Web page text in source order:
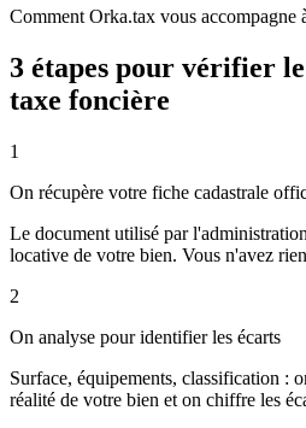
Comment Orka.tax vous accompagne
3 étapes pour vérifier
taxe foncière
1
On récupère votre fiche cadastrale
Le document utilisé par
locative de votre bien. Vous n'avez
2
On analyse pour identifier les écarts
Surface, équipements, classification :
réalité de votre bien et on chiffre les